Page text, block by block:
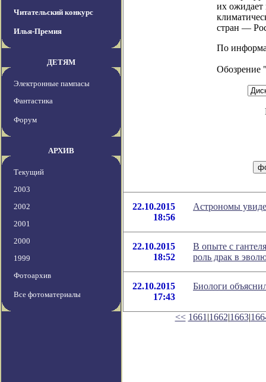
Читательский конкурс
Илья-Премия
ДЕТЯМ
Электронные пампасы
Фантастика
Форум
АРХИВ
Текущий
2003
2002
2001
2000
1999
Фотоархив
Все фотоматериалы
их ожидает
стран —
По
Обозрение
22.10.2015
18:56
Астрономы
22.10.2015
18:52
В опыте с
роль драк в
22.10.2015
17:43
Биологи
<< 1661 |1662|1663|